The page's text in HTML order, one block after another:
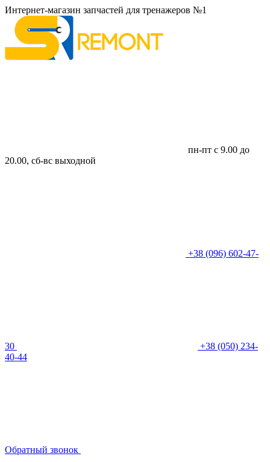
Интернет-магазин запчастей для тренажеров №1
пн-пт с 9.00 до
20.00, сб-вс выходной
+38 (096) 602-47-
30
+38 (050) 234-
40-44
Обратный звонок